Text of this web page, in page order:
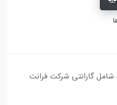
گارانتی شرکت فرانت